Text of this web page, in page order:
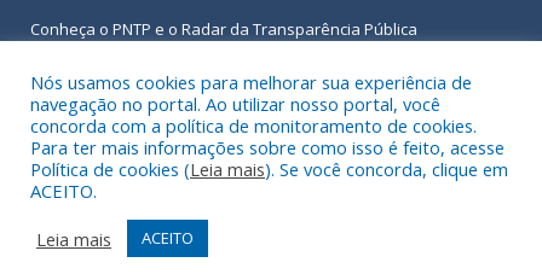
Conheça o PNTP e o Radar da Transparência Pública
Todos os direitos reservados a Prefeitura Municipal de Igarapé-
Açu.
Frequência Online
Acessar Área Administrativa
Nós usamos cookies para melhorar sua experiência de
navegação no portal. Ao utilizar nosso portal, você
concorda com a política de monitoramento de cookies.
Para ter mais informações sobre como isso é feito, acesse
Política de cookies (Leia mais). Se você concorda, clique em
ACEITO.
Leia mais
ACEITO